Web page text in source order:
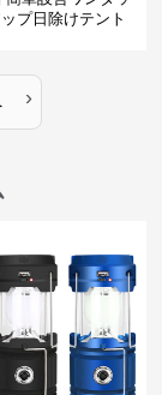
プ日除けテント
›